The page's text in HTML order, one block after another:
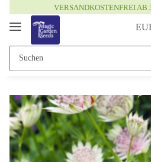
VERSANDKOSTENFREI AB